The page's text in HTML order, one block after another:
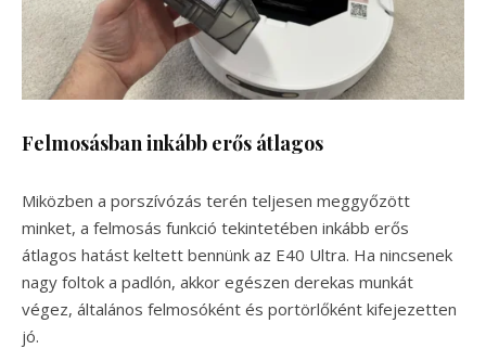
Felmosásban inkább erős átlagos
Miközben a porszívózás terén teljesen meggyőzött
minket, a felmosás funkció tekintetében inkább erős
átlagos hatást keltett bennünk az E40 Ultra. Ha nincsenek
nagy foltok a padlón, akkor egészen derekas munkát
végez, általános felmosóként és portörlőként kifejezetten
jó.